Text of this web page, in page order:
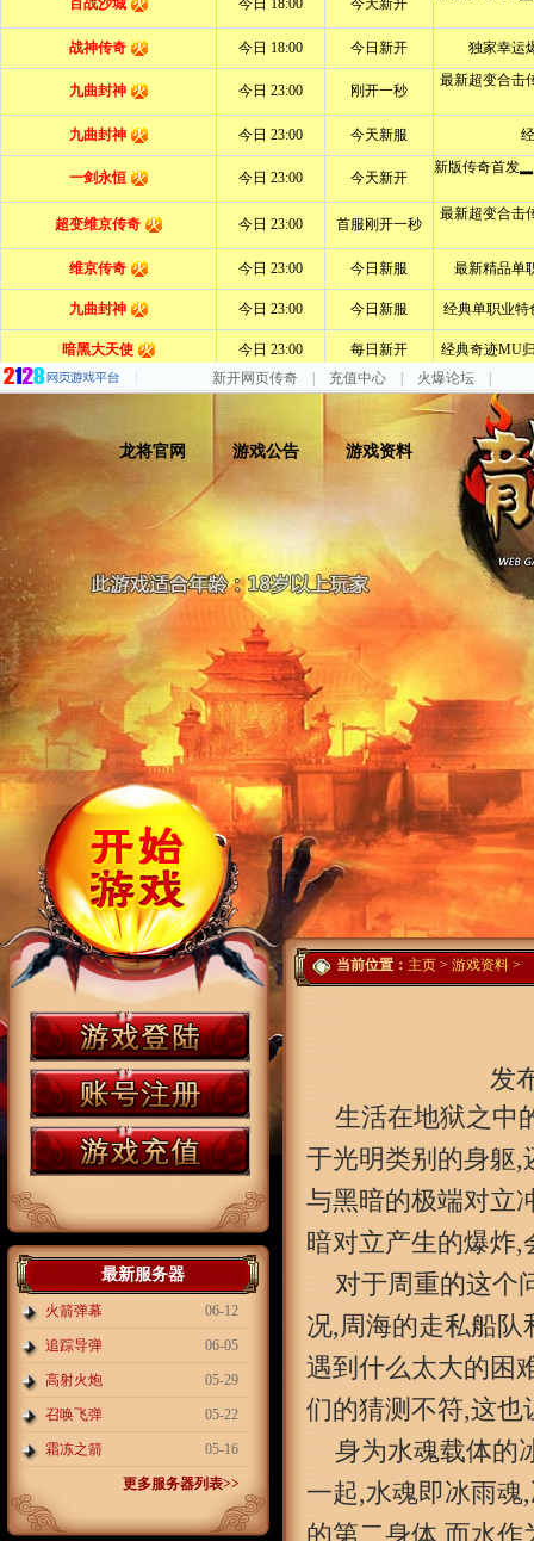
新开网页传奇 充值中心 火爆论坛
龙将官网 游戏公告 游戏资料
最新服务器
06-12
火箭弹幕
06-05
追踪导弹
05-29
高射火炮
05-22
召唤飞弹
05-16
霜冻之箭
更多服务器列表>>
当前位置：主页>游戏资料>
发
生活在地狱之中
于光明类别的身躯,
与黑暗的极端对立
暗对立产生的爆炸
对于周重的这个
况,周海的走私船
遇到什么太大的困
们的猜测不符,这也
身为水魂载体的
一起,水魂即冰雨
的第二身体,而水